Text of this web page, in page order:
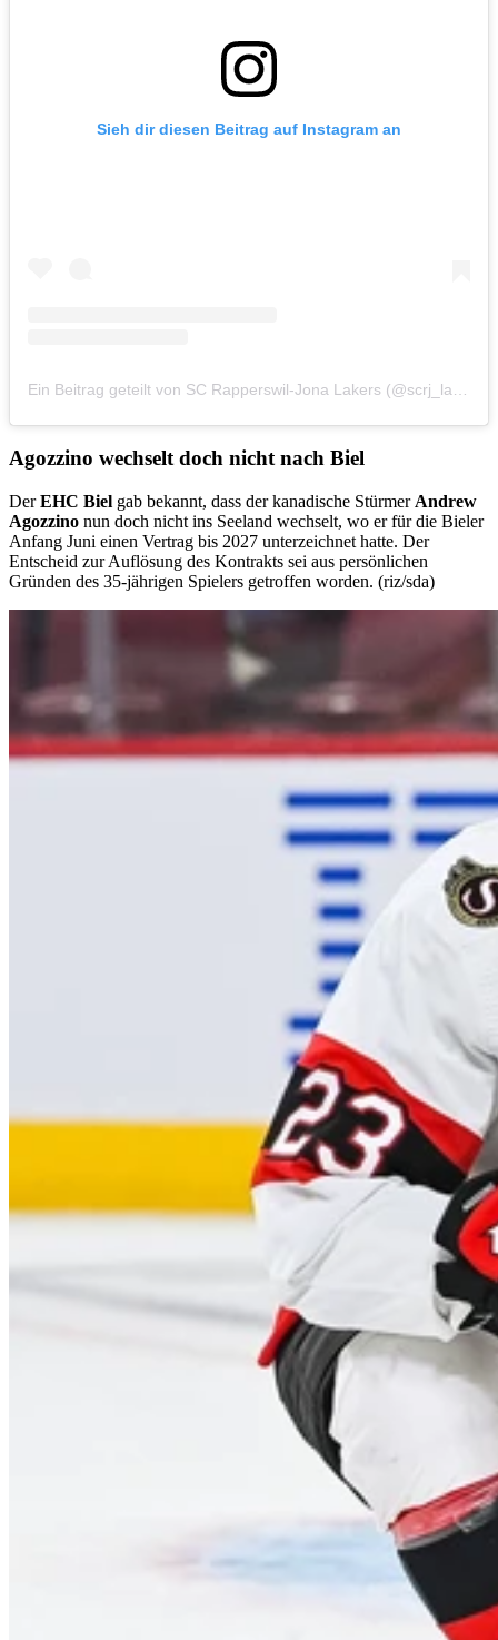
Sieh dir diesen Beitrag auf Instagram an
Ein Beitrag geteilt von SC Rapperswil-Jona Lakers (@scrj_lakers_1945)
Agozzino wechselt doch nicht nach Biel
DerEHC Biel gab bekannt, dass der kanadische Stürmer Andrew
Agozzino nun doch nicht ins Seeland wechselt, wo er für die Bieler
Anfang Juni einen Vertrag bis 2027 unterzeichnet hatte. Der
Entscheid zur Auflösung des Kontrakts sei aus persönlichen
Gründen des 35-jährigen Spielers getroffen worden. (riz/sda)